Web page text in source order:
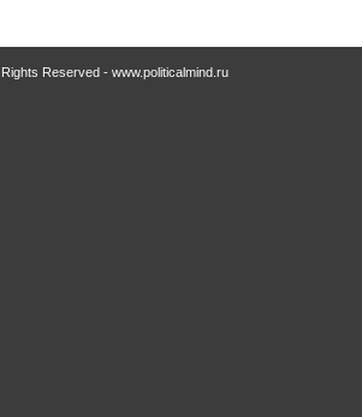
Reserved - www.politicalmind.ru